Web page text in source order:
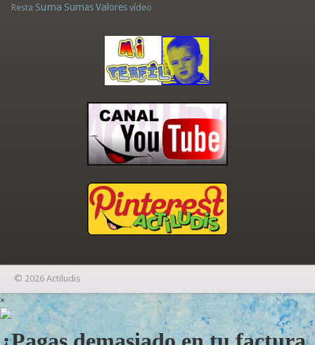
Resta Suma Sumas Valores vídeo
© 2026 Actiludis
×